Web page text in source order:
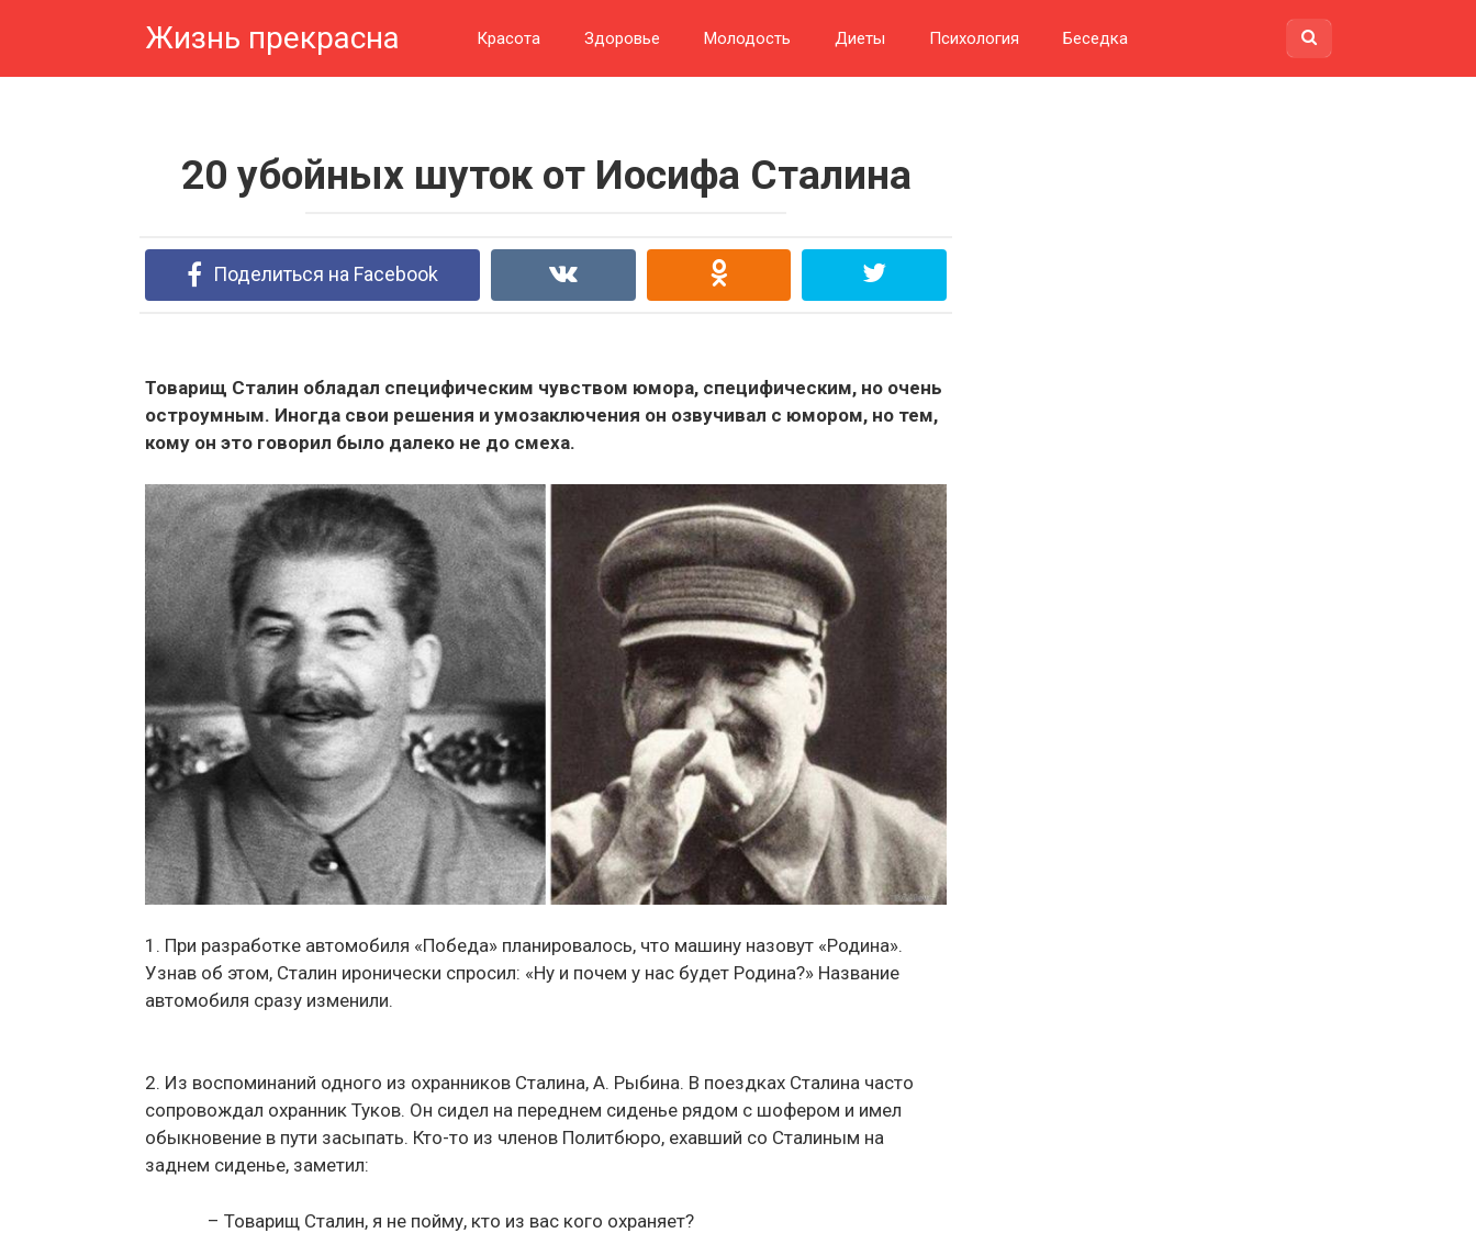
Жизнь прекрасна Красота Здоровье Молодость Диеты Психология Беседка
20 убойных шуток от Иосифа Сталина
Поделиться на Facebook
Товарищ Сталин обладал специфическим чувством юмора, специфическим, но очень
остроумным. Иногда свои решения и умозаключения он озвучивал с юмором, но тем,
кому он это говорил было далеко не до смеха.
1. При разработке автомобиля «Победа» планировалось, что машину назовут «Родина».
Узнав об этом, Сталин иронически спросил: «Ну и почем у нас будет Родина?» Название
автомобиля сразу изменили.
2. Из воспоминаний одного из охранников Сталина, А. Рыбина. В поездках Сталина часто
сопровождал охранник Туков. Он сидел на переднем сиденье рядом с шофером и имел
обыкновение в пути засыпать. Кто-то из членов Политбюро, ехавший со Сталиным на
заднем сиденье, заметил:
– Товарищ Сталин, я не пойму, кто из вас кого охраняет?